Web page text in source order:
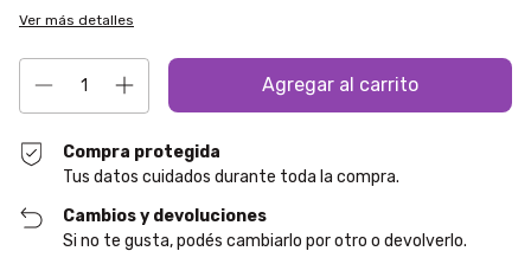
Ver más detalles
Compra protegida
Tus datos cuidados durante toda la compra.
Cambios y devoluciones
Si no te gusta, podés cambiarlo por otro o devolverlo.